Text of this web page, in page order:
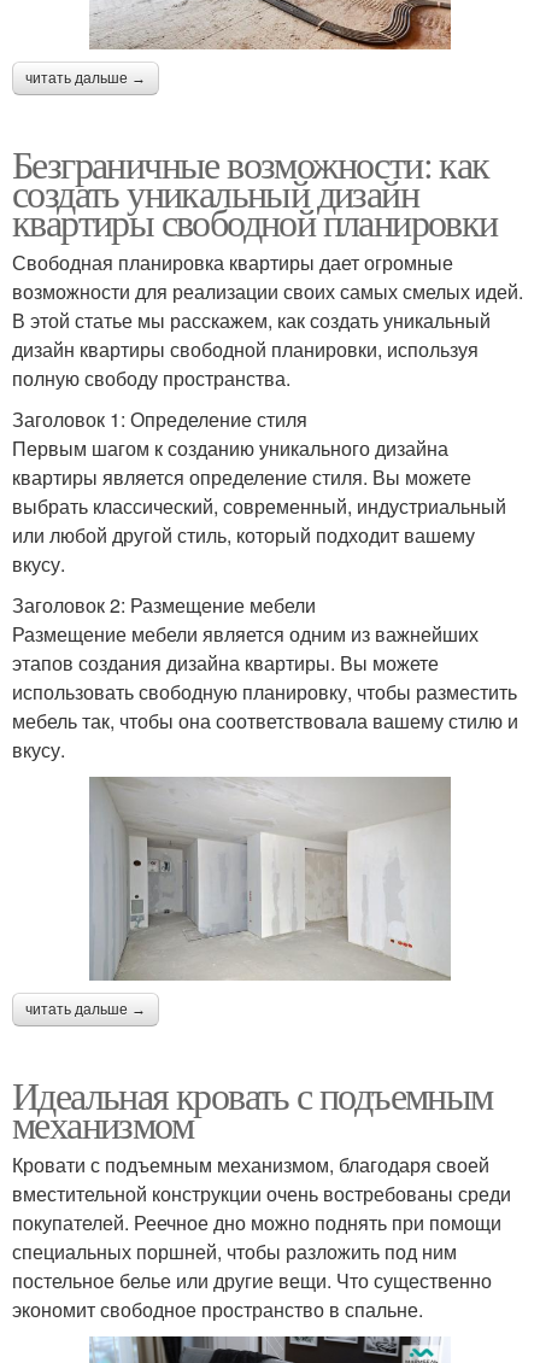
читать дальше →
Безграничные возможности: как
создать уникальный дизайн
квартиры свободной планировки
Свободная планировка квартиры дает огромные
возможности для реализации своих самых смелых идей.
В этой статье мы расскажем, как создать уникальный
дизайн квартиры свободной планировки, используя
полную свободу пространства.
Заголовок 1: Определение стиля
Первым шагом к созданию уникального дизайна
квартиры является определение стиля. Вы можете
выбрать классический, современный, индустриальный
или любой другой стиль, который подходит вашему
вкусу.
Заголовок 2: Размещение мебели
Размещение мебели является одним из важнейших
этапов создания дизайна квартиры. Вы можете
использовать свободную планировку, чтобы разместить
мебель так, чтобы она соответствовала вашему стилю и
вкусу.
читать дальше →
Идеальная кровать с подъемным
механизмом
Кровати с подъемным механизмом, благодаря своей
вместительной конструкции очень востребованы среди
покупателей. Реечное дно можно поднять при помощи
специальных поршней, чтобы разложить под ним
постельное белье или другие вещи. Что существенно
экономит свободное пространство в спальне.